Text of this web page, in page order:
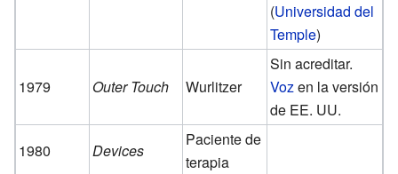
(Universidad del
Temple)
1979 Outer Touch Wurlitzer
Sin acreditar.
Vozen la versión
de EE. UU.
1980
Devices
Paciente de
terapia